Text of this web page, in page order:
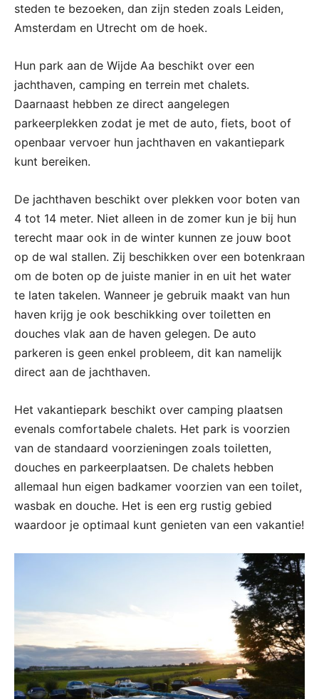
steden te bezoeken, dan zijn steden zoals Leiden,
Amsterdam en Utrecht om de hoek.
Hun park aan de Wijde Aa beschikt over een
jachthaven, camping en terrein met chalets.
Daarnaast hebben ze direct aangelegen
parkeerplekken zodat je met de auto, fiets, boot of
openbaar vervoer hun jachthaven en vakantiepark
kunt bereiken.
De jachthaven beschikt over plekken voor boten van
4 tot 14 meter. Niet alleen in de zomer kun je bij hun
terecht maar ook in de winter kunnen ze jouw boot
op de wal stallen. Zij beschikken over een botenkraan
om de boten op de juiste manier in en uit het water
te laten takelen. Wanneer je gebruik maakt van hun
haven krijg je ook beschikking over toiletten en
douches vlak aan de haven gelegen. De auto
parkeren is geen enkel probleem, dit kan namelijk
direct aan de jachthaven.
Het vakantiepark beschikt over camping plaatsen
evenals comfortabele chalets. Het park is voorzien
van de standaard voorzieningen zoals toiletten,
douches en parkeerplaatsen. De chalets hebben
allemaal hun eigen badkamer voorzien van een toilet,
wasbak en douche. Het is een erg rustig gebied
waardoor je optimaal kunt genieten van een vakantie!